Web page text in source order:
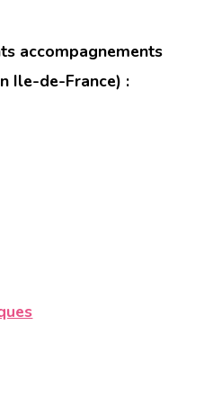
accompagnements
Ile-de-France) :